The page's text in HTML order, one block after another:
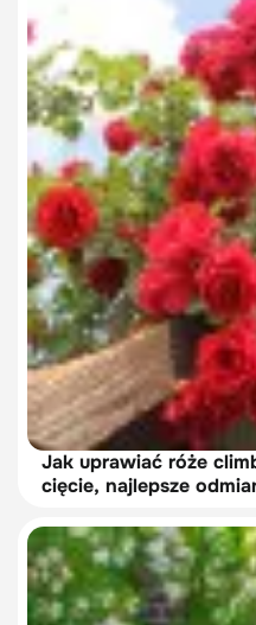
Jak uprawiać róże
cięcie, najlepsze